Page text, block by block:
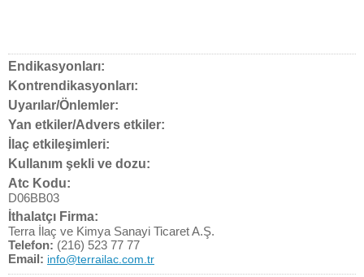
Endikasyonları:
Kontrendikasyonları:
Uyarılar/Önlemler:
Yan etkiler/Advers etkiler:
İlaç etkileşimleri:
Kullanım şekli ve dozu:
Atc Kodu:
D06BB03
İthalatçı Firma:
Terra İlaç ve Kimya Sanayi Ticaret A.Ş.
Telefon: (216) 523 77 77
Email: info@terrailac.com.tr